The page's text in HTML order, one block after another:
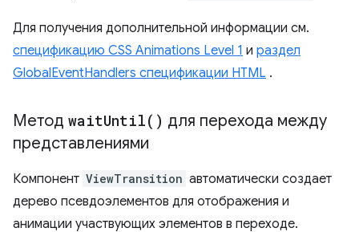
Для получения дополнительной информации см.
спецификацию CSS Animations Level 1 и раздел
GlobalEventHandlers спецификации HTML .
Метод waitUntil( ) для перехода между
представлениями
Компонент ViewTransition автоматически создает
дерево псевдоэлементов для отображения и
анимации участвующих элементов в переходе.